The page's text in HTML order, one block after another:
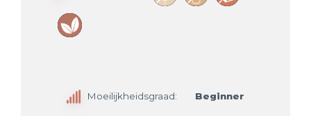
Moeilijkheidsgraad: Beginner